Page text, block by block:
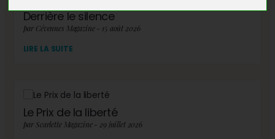
Derrière le silence
par Cévennes Magazine - 15 août 2026
LIRE LA SUITE
Le Prix de la liberté
par Scarlette Magazine - 29 juillet 2026